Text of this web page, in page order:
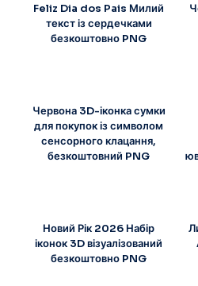
Feliz Dia dos Pais Милий
текст із сердечками
безкоштовно PNG
Червона 3D-іконка сумки
для покупок із символом
сенсорного клацання,
безкоштовний PNG
Новий Рік 2026 Набір
іконок 3D візуалізований
безкоштовно PNG